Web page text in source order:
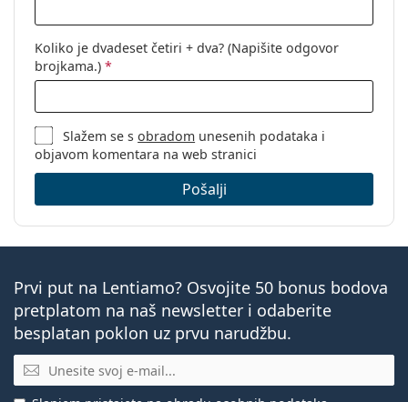
Koliko je dvadeset četiri + dva? (Napišite odgovor
brojkama.) *
Slažem se sobradom unesenih podataka i
objavom komentara na web stranici
Pošalji
Prvi put na Lentiamo? Osvojite 50 bonus bodova
pretplatom na naš newsletter i odaberite
besplatan poklon uz prvu narudžbu.
E-mail